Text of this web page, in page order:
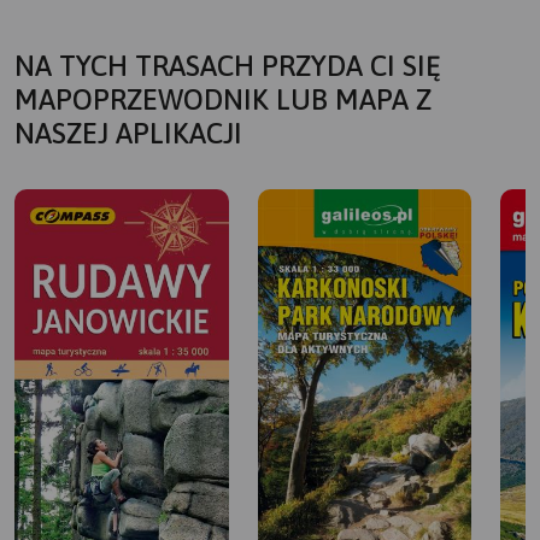
NA TYCH TRASACH PRZYDA CI SIĘ
MAPOPRZEWODNIK LUB MAPA Z
NASZEJ APLIKACJI